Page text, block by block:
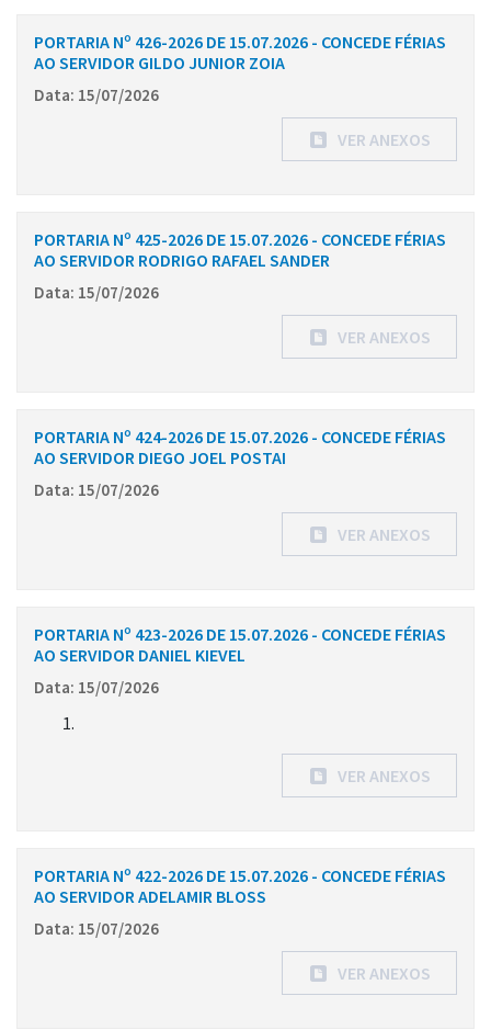
PORTARIA Nº 426-2026 DE 15.07.2026 - CONCEDE FÉRIAS
AO SERVIDOR GILDO JUNIOR ZOIA
Data: 15/07/2026
VER ANEXOS
PORTARIA Nº 425-2026 DE 15.07.2026 - CONCEDE FÉRIAS
AO SERVIDOR RODRIGO RAFAEL SANDER
Data: 15/07/2026
VER ANEXOS
PORTARIA Nº 424-2026 DE 15.07.2026 - CONCEDE FÉRIAS
AO SERVIDOR DIEGO JOEL POSTAI
Data: 15/07/2026
VER ANEXOS
PORTARIA Nº 423-2026 DE 15.07.2026 - CONCEDE FÉRIAS
AO SERVIDOR DANIEL KIEVEL
Data: 15/07/2026
VER ANEXOS
PORTARIA Nº 422-2026 DE 15.07.2026 - CONCEDE FÉRIAS
AO SERVIDOR ADELAMIR BLOSS
Data: 15/07/2026
VER ANEXOS